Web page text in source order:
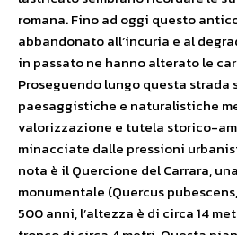
romana. Fino ad oggi questo
abbandonato all’incuria e al
in passato ne hanno alterato le
Proseguendo lungo questa strada
paesaggistiche e naturalistiche
valorizzazione e tutela storico-
minacciate dalle pressioni
nota è il Quercione del Carrara,
monumentale (Quercus
500 anni, l’altezza è di circa 14